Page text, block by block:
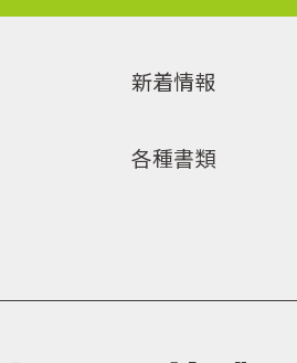
新着情報
各種書類